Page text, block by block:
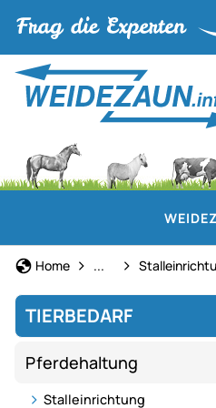
Home Pferdehaltung
...
TIERBEDARF
Pferdehaltung
Stalleinrichtung